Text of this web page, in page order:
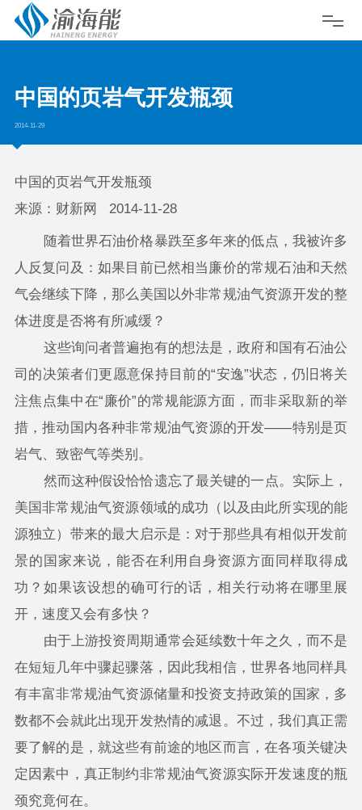
中国的页岩气开发瓶颈
2014-11-29
中国的页岩气开发瓶颈
来源：财新网 2014-11-28
随着世界石油价格暴跌至多年来的低点，我被许多
人反复问及：如果目前已然相当廉价的常规石油和天然
气会继续下降，那么美国以外非常规油气资源开发的整
体进度是否将有所减缓？
这些询问者普遍抱有的想法是，政府和国有石油公
司的决策者们更愿意保持目前的“安逸”状态，仍旧将关
注焦点集中在“廉价”的常规能源方面，而非采取新的举
措，推动国内各种非常规油气资源的开发——特别是页
岩气、致密气等类别。
然而这种假设恰恰遗忘了最关键的一点。实际上，
美国非常规油气资源领域的成功（以及由此所实现的能
源独立）带来的最大启示是：对于那些具有相似开发前
景的国家来说，能否在利用自身资源方面同样取得成
功？如果该设想的确可行的话，相关行动将在哪里展
开，速度又会有多快？
由于上游投资周期通常会延续数十年之久，而不是
在短短几年中骤起骤落，因此我相信，世界各地同样具
有丰富非常规油气资源储量和投资支持政策的国家，多
数都不会就此出现开发热情的减退。不过，我们真正需
要了解的是，就这些有前途的地区而言，在各项关键决
定因素中，真正制约非常规油气资源实际开发速度的瓶
颈究竟何在。